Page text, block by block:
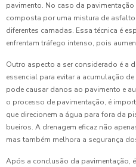
pavimento. No caso da
composta por uma mistura de
diferentes camadas. Essa técnica é
enfrentam tráfego intenso, pois
Outro aspecto a ser considerado é a
essencial para evitar a acumulação
pode causar danos ao pavimento e
o processo de pavimentação, é
que direcionem a água para fora da
bueiros. A drenagem eficaz não
mas também melhora a segurança
Após a conclusão da pavimentação,